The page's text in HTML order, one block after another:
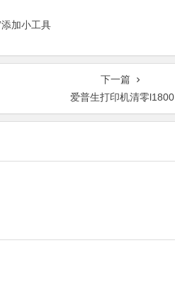
添加小工具
下一篇
爱普生打印机清零l1800